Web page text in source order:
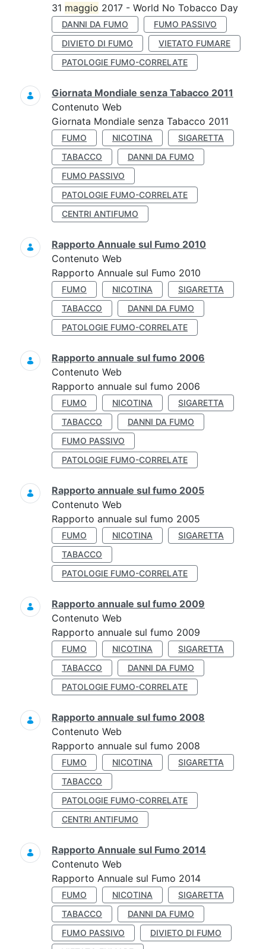
31 maggio 2017 - World No Tobacco Day
DANNI DA FUMO
FUMO PASSIVO
DIVIETO DI FUMO
VIETATO FUMARE
PATOLOGIE FUMO-CORRELATE
Giornata Mondiale senza Tabacco 2011
Contenuto Web
Giornata Mondiale senza Tabacco 2011
FUMO NICOTINA
SIGARETTA
TABACCO
DANNI DA FUMO
FUMO PASSIVO
PATOLOGIE FUMO-CORRELATE
CENTRI ANTIFUMO
Rapporto Annuale sul Fumo 2010
Contenuto Web
Rapporto Annuale sul Fumo 2010
FUMO NICOTINA
SIGARETTA
TABACCO
DANNI DA FUMO
PATOLOGIE FUMO-CORRELATE
Rapporto annuale sul fumo 2006
Contenuto Web
Rapporto annuale sul fumo 2006
FUMO NICOTINA
SIGARETTA
TABACCO
DANNI DA FUMO
FUMO PASSIVO
PATOLOGIE FUMO-CORRELATE
Rapporto annuale sul fumo 2005
Contenuto Web
Rapporto annuale sul fumo 2005
FUMO NICOTINA
SIGARETTA
TABACCO
PATOLOGIE FUMO-CORRELATE
Rapporto annuale sul fumo 2009
Contenuto Web
Rapporto annuale sul fumo 2009
FUMO NICOTINA
SIGARETTA
TABACCO
DANNI DA FUMO
PATOLOGIE FUMO-CORRELATE
Rapporto annuale sul fumo 2008
Contenuto Web
Rapporto annuale sul fumo 2008
FUMO NICOTINA
SIGARETTA
TABACCO
PATOLOGIE FUMO-CORRELATE
CENTRI ANTIFUMO
Rapporto Annuale sul Fumo 2014
Contenuto Web
Rapporto Annuale sul Fumo 2014
FUMO NICOTINA
SIGARETTA
TABACCO
DANNI DA FUMO
FUMO PASSIVO
DIVIETO DI FUMO